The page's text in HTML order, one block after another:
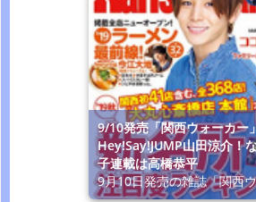
9/10発売「関西ウォーカー
Hey!Say!JUMP山田涼介！
子連載は高橋恭平
9月10日発売の雑誌「関西